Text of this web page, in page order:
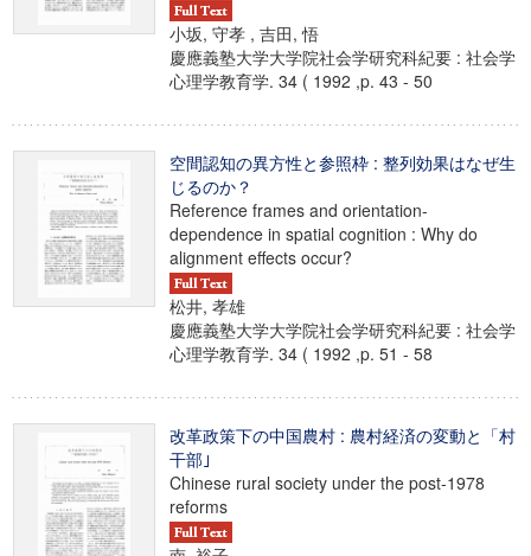
小坂, 守孝 , 吉田, 悟
慶應義塾大学大学院社会学研究科紀要 : 社会学
心理学教育学. 34 ( 1992 ,p. 43 - 50
空間認知の異方性と参照枠 : 整列効果はなぜ生
じるのか？
Reference frames and orientation-
dependence in spatial cognition : Why do
alignment effects occur?
松井, 孝雄
慶應義塾大学大学院社会学研究科紀要 : 社会学
心理学教育学. 34 ( 1992 ,p. 51 - 58
改革政策下の中国農村 : 農村経済の変動と「村
干部｣
Chinese rural society under the post-1978
reforms